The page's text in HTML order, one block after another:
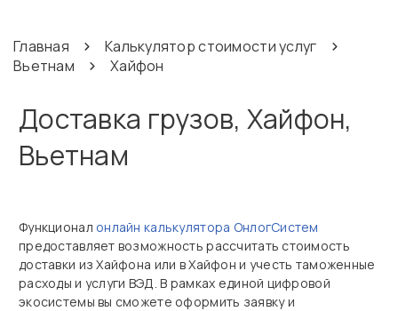
Главная
Калькулятор стоимости услуг
Вьетнам
Хайфон
Доставка грузов, Хайфон,
Вьетнам
Функционал онлайн калькулятора ОнлогСистем
предоставляет возможность рассчитать стоимость
доставки из Хайфона или в Хайфон и учесть таможенные
расходы и услуги ВЭД. В рамках единой цифровой
экосистемы вы сможете оформить заявку и